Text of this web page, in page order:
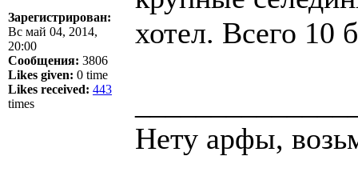
Зарегистрирован:
Вс май 04, 2014,
20:00
Сообщения: 3806
Likes given: 0 time
Likes received: 443
times
хотел. Всего 10
Нету арфы,